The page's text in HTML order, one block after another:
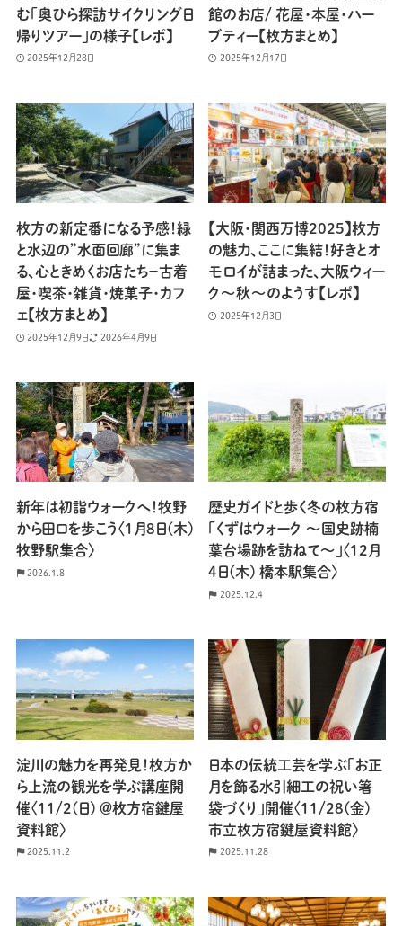
む「奥ひら探訪サイクリング日
帰りツアー」の様子【レポ】
2025年12月28日
館のお店/ 花屋・本屋・ハー
ブティー【枚方まとめ】
2025年12月17日
枚方の新定番になる予感！緑
と水辺の”水面回廊”に集ま
る、心ときめくお店たち−古着
屋・喫茶・雑貨・焼菓子・カフ
ェ【枚方まとめ】
2025年12月9日 2026年4月9日
【大阪・関西万博2025】枚方
の魅力、ここに集結！好きとオ
モロイが詰まった、大阪ウィー
ク〜秋〜のようす【レポ】
2025年12月3日
新年は初詣ウォークへ！牧野
から田口を歩こう〈1月8日(木)
牧野駅集合〉
2026.1.8
歴史ガイドと歩く冬の枚方宿
「くずはウォーク 〜国史跡楠
葉台場跡を訪ねて〜」〈12月
4日(木) 橋本駅集合〉
2025.12.4
淀川の魅力を再発見！枚方か
ら上流の観光を学ぶ講座開
催〈11/2(日) ＠枚方宿鍵屋
資料館〉
2025.11.2
日本の伝統工芸を学ぶ「お正
月を飾る水引細工の祝い箸
袋づくり」開催〈11/28(金)
市立枚方宿鍵屋資料館〉
2025.11.28